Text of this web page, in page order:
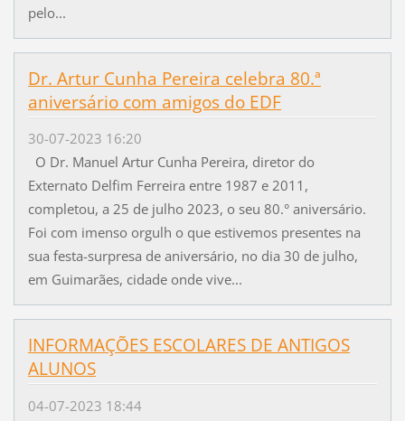
pelo...
Dr. Artur Cunha Pereira celebra 80.ª
aniversário com amigos do EDF
30-07-2023 16:20
O Dr. Manuel Artur Cunha Pereira, diretor do
Externato Delfim Ferreira entre 1987 e 2011,
completou, a 25 de julho 2023, o seu 80.° aniversário.
Foi com imenso orgulh o que estivemos presentes na
sua festa-surpresa de aniversário, no dia 30 de julho,
em Guimarães, cidade onde vive...
INFORMAÇÕES ESCOLARES DE ANTIGOS
ALUNOS
04-07-2023 18:44